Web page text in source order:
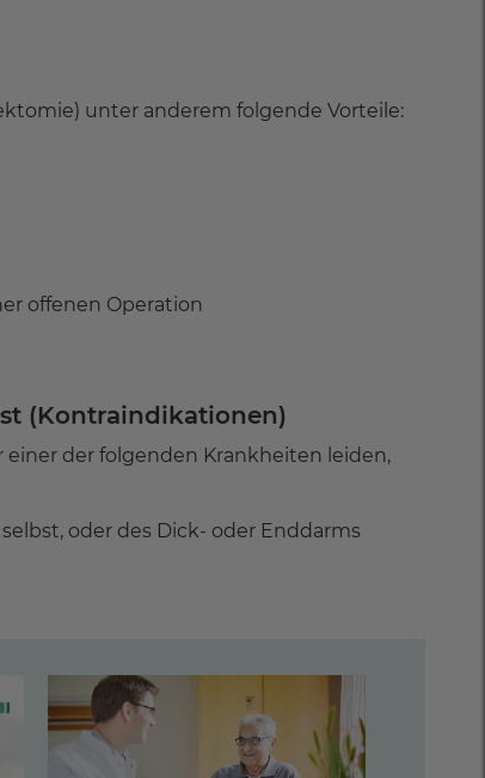
unter anderem folgende Vorteile:
offenen Operation
(Kontraindikationen)
der folgenden Krankheiten leiden,
oder des Dick- oder Enddarms